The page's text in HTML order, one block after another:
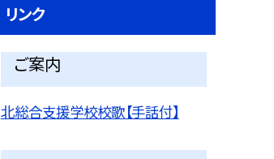
リンク
ご案内
北総合支援学校校歌【手話付】